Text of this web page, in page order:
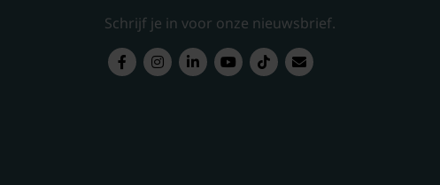
Schrijf je in voor onze nieuwsbrief.